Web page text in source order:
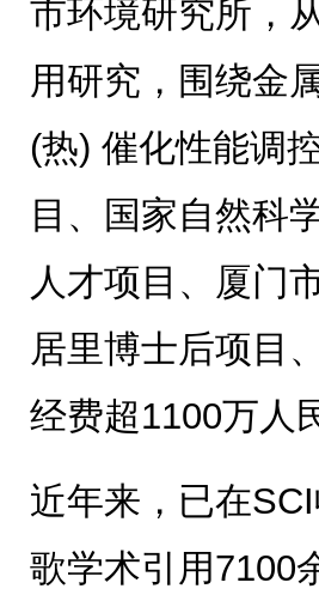
市环境研究所，
用研究，围绕金
(热) 催化性能调
目、国家自然科
人才项目、厦门
居里博士后项目
经费超1100万人
近年来，已在
歌学术引用7100